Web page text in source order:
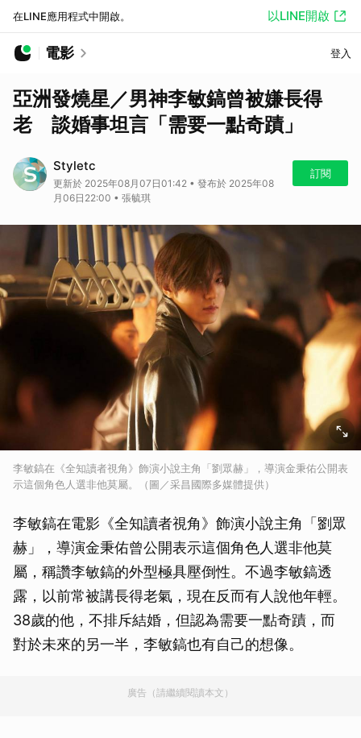
在LINE應用程式中開啟。 以LINE開啟
電影 登入
亞洲發燒星／男神李敏鎬曾被嫌長得
老 談婚事坦言「需要一點奇蹟」
Styletc
更新於 2025年08月07日01:42 • 發布於 2025年08
月06日22:00 • 張毓琪
訂閱
李敏鎬在《全知讀者視角》飾演小說主角「劉眾赫」，導演金秉佑公開表
示這個角色人選非他莫屬。（圖／采昌國際多媒體提供）
李敏鎬在電影《全知讀者視角》飾演小說主角「劉眾
赫」，導演金秉佑曾公開表示這個角色人選非他莫
屬，稱讚李敏鎬的外型極具壓倒性。不過李敏鎬透
露，以前常被講長得老氣，現在反而有人說他年輕。
38歲的他，不排斥結婚，但認為需要一點奇蹟，而
對於未來的另一半，李敏鎬也有自己的想像。
廣告（請繼續閱讀本文）